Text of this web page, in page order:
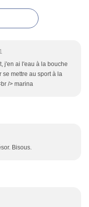
j'en ai l'eau à la bouche
se mettre au sport à la
/> marina
Bisous.